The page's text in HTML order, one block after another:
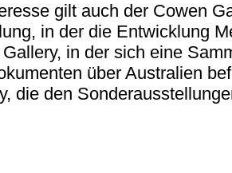
gilt auch der Cowen
in der die Entwicklung
in der sich eine
über Australien
die den